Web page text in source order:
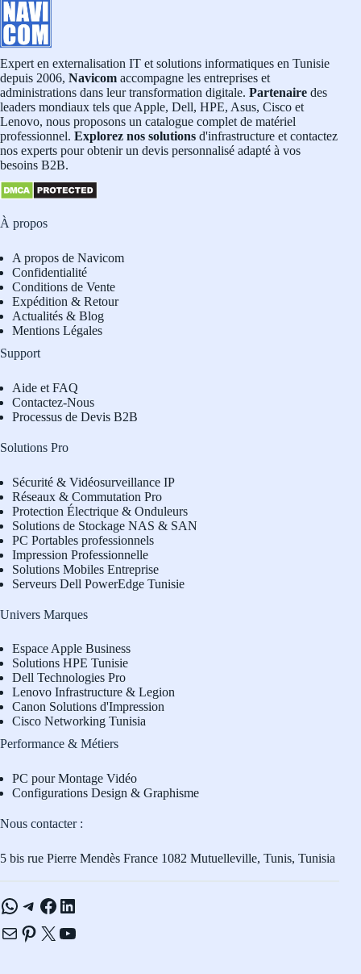
Expert en externalisation IT et solutions informatiques en Tunisie
depuis 2006, Navicom accompagne les entreprises et
administrations dans leur transformation digitale. Partenaire des
leaders mondiaux tels que Apple, Dell, HPE, Asus, Cisco et
Lenovo, nous proposons un catalogue complet de matériel
professionnel. Explorez nos solutions d'infrastructure et contactez
nos experts pour obtenir un devis personnalisé adapté à vos
besoins B2B.
À propos
A propos de Navicom
Confidentialité
Conditions de Vente
Expédition & Retour
Actualités & Blog
Mentions Légales
Support
Aide et FAQ
Contactez-Nous
Processus de Devis B2B
Solutions Pro
Sécurité & Vidéosurveillance IP
Réseaux & Commutation Pro
Protection Électrique & Onduleurs
Solutions de Stockage NAS & SAN
PC Portables professionnels
Impression Professionnelle
Solutions Mobiles Entreprise
Serveurs Dell PowerEdge Tunisie
Univers Marques
Espace Apple Business
Solutions HPE Tunisie
Dell Technologies Pro
Lenovo Infrastructure & Legion
Canon Solutions d'Impression
Cisco Networking Tunisia
Performance & Métiers
PC pour Montage Vidéo
Configurations Design & Graphisme
Nous contacter :
5 bis rue Pierre Mendès France 1082 Mutuelleville, Tunis, Tunisia
WhatsApp
Telegram
Facebook
LinkedIn
E-mailPinterest
X YouTube